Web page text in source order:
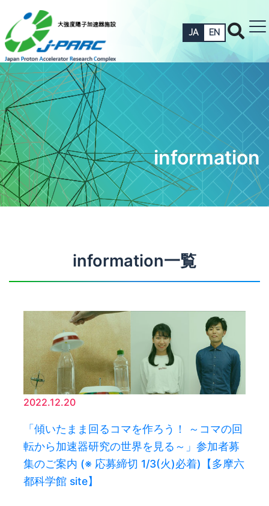
JA EN
information
information一覧
2022.12.20
「傾いたまま回るコマを作ろう！ ～コマの回
転から加速器研究の世界を見る～」参加者募
集のご案内 (※ 応募締切 1/3(火)必着)【多摩六
都科学館 site】